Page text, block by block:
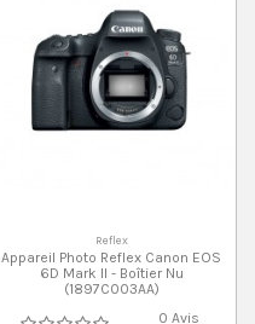
Reflex
Appareil Photo Reflex Canon EOS
6D Mark II - Boîtier Nu
(1897C003AA)
0 Avis